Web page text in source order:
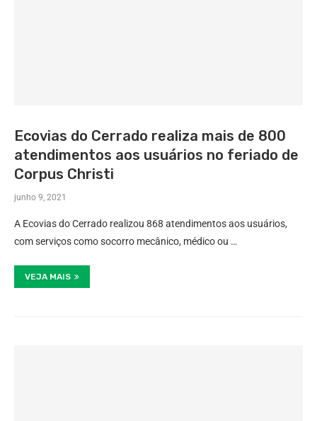
Ecovias do Cerrado realiza mais de 800
atendimentos aos usuários no feriado de
Corpus Christi
junho 9, 2021
A Ecovias do Cerrado realizou 868 atendimentos aos usuários,
com serviços como socorro mecânico, médico ou …
VEJA MAIS